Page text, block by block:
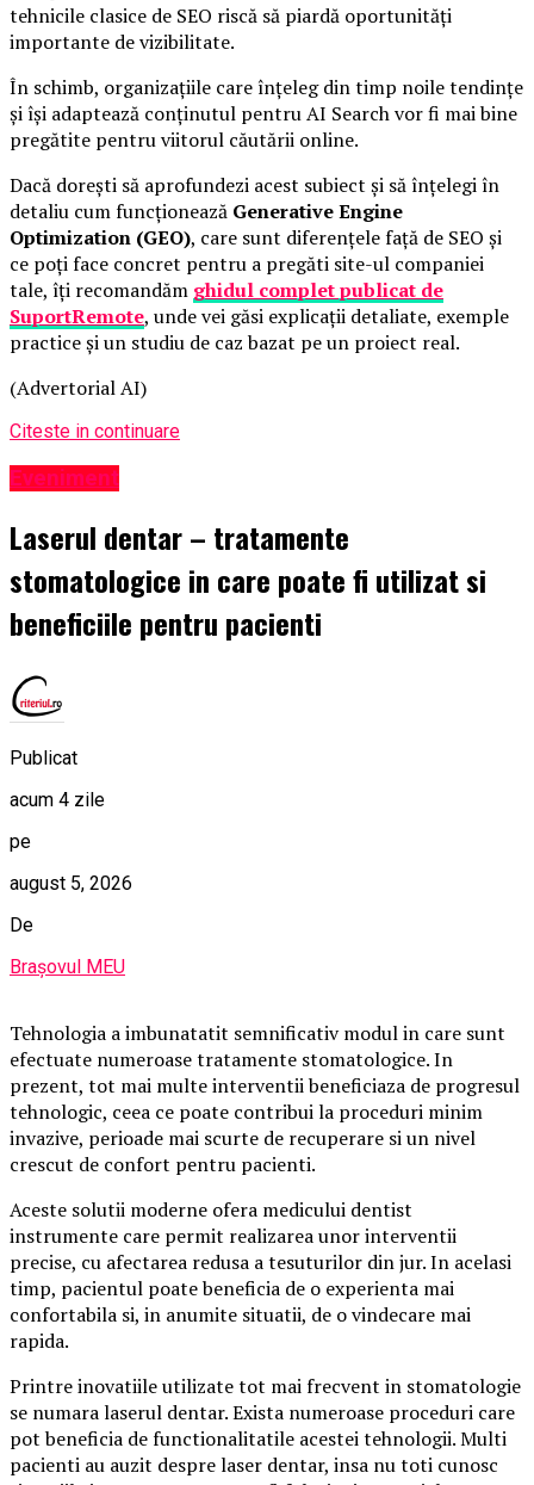
tehnicile clasice de SEO riscă să piardă oportunități
importante de vizibilitate.
În schimb, organizațiile care înțeleg din timp noile tendințe
și își adaptează conținutul pentru AI Search vor fi mai bine
pregătite pentru viitorul căutării online.
Dacă dorești să aprofundezi acest subiect și să înțelegi în
detaliu cum funcționează Generative Engine
Optimization (GEO), care sunt diferențele față de SEO și
ce poți face concret pentru a pregăti site-ul companiei
tale, îți recomandăm ghidul complet publicat de
SuportRemote, unde vei găsi explicații detaliate, exemple
practice și un studiu de caz bazat pe un proiect real.
(Advertorial AI)
Citeste in continuare
Eveniment
Laserul dentar – tratamente
stomatologice in care poate fi utilizat si
beneficiile pentru pacienti
Publicat
acum 4 zile
pe
august 5, 2026
De
Brașovul MEU
Tehnologia a imbunatatit semnificativ modul in care sunt
efectuate numeroase tratamente stomatologice. In
prezent, tot mai multe interventii beneficiaza de progresul
tehnologic, ceea ce poate contribui la proceduri minim
invazive, perioade mai scurte de recuperare si un nivel
crescut de confort pentru pacienti.
Aceste solutii moderne ofera medicului dentist
instrumente care permit realizarea unor interventii
precise, cu afectarea redusa a tesuturilor din jur. In acelasi
timp, pacientul poate beneficia de o experienta mai
confortabila si, in anumite situatii, de o vindecare mai
rapida.
Printre inovatiile utilizate tot mai frecvent in stomatologie
se numara laserul dentar. Exista numeroase proceduri care
pot beneficia de functionalitatile acestei tehnologii. Multi
pacienti au auzit despre laser dentar, insa nu toti cunosc